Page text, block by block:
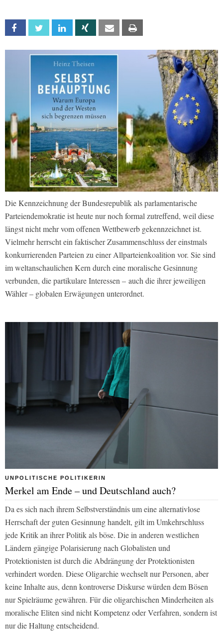
Facebook Twitter Linkedin Xing Email
Die Kennzeichnung der Bundesrepublik als parlamentarische
Parteiendemokratie ist heute nur noch formal zutreffend, weil diese
längst nicht mehr vom offenen Wettbewerb gekennzeichnet ist.
Vielmehr herrscht ein faktischer Zusammenschluss der einstmals
konkurrierenden Parteien zu einer Allparteienkoalition vor. Sie sind
im weltanschaulichen Kern durch eine moralische Gesinnung
verbunden, die partikulare Interessen – auch die ihrer jeweiligen
Wähler – globalen Erwägungen unterordnet.
UNPOLITISCHE POLITIKERIN
Merkel am Ende – und Deutschland auch?
Da es sich nach ihrem Selbstverständnis um eine alternativlose
Herrschaft der guten Gesinnung handelt, gilt im Umkehrschluss
jede Kritik an ihrer Politik als böse. Die in anderen westlichen
Ländern gängige Polarisierung nach Globalisten und
Protektionisten ist durch die Abdrängung der Protektionisten
verhindert worden. Diese Oligarchie wechselt nur Personen, aber
keine Inhalte aus, denn kontroverse Diskurse würden dem Bösen
nur Spielräume gewähren. Für die oligarchischen Minderheiten als
moralische Eliten sind nicht Kompetenz oder Verfahren, sondern ist
nur die Haltung entscheidend.